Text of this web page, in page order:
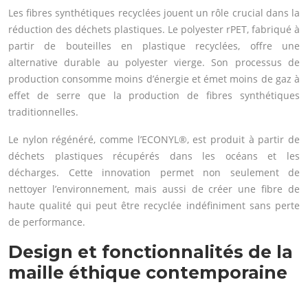
Les fibres synthétiques recyclées jouent un rôle crucial dans la
réduction des déchets plastiques. Le polyester rPET, fabriqué à
partir de bouteilles en plastique recyclées, offre une
alternative durable au polyester vierge. Son processus de
production consomme moins d’énergie et émet moins de gaz à
effet de serre que la production de fibres synthétiques
traditionnelles.
Le nylon régénéré, comme l’ECONYL®, est produit à partir de
déchets plastiques récupérés dans les océans et les
décharges. Cette innovation permet non seulement de
nettoyer l’environnement, mais aussi de créer une fibre de
haute qualité qui peut être recyclée indéfiniment sans perte
de performance.
Design et fonctionnalités de la
maille éthique contemporaine